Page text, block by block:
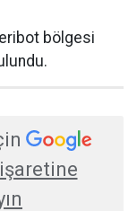
bölgesi